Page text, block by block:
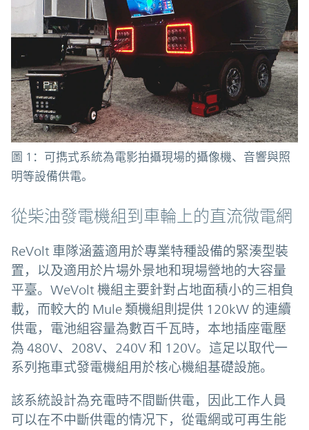
圖 1：可擕式系統為電影拍攝現場的攝像機、音響與照
明等設備供電。
從柴油發電機組到車輪上的直流微電網
ReVolt 車隊涵蓋適用於專業特種設備的緊湊型裝
置，以及適用於片場外景地和現場營地的大容量
平臺。WeVolt 機組主要針對占地面積小的三相負
載，而較大的 Mule 類機組則提供 120kW 的連續
供電，電池組容量為數百千瓦時，本地插座電壓
為 480V、208V、240V 和 120V。這足以取代一
系列拖車式發電機組用於核心機組基礎設施。
該系統設計為充電時不間斷供電，因此工作人員
可以在不中斷供電的情况下，從電網或可再生能